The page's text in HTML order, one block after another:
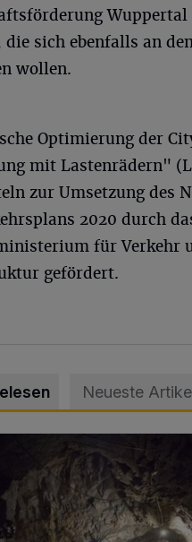
Wuppertal
die sich ebenfalls an
wollen.
Optimierung der
mit Lastenrädern"
zur Umsetzung des
2020 durch
für Verkehr
gefördert.
Neueste